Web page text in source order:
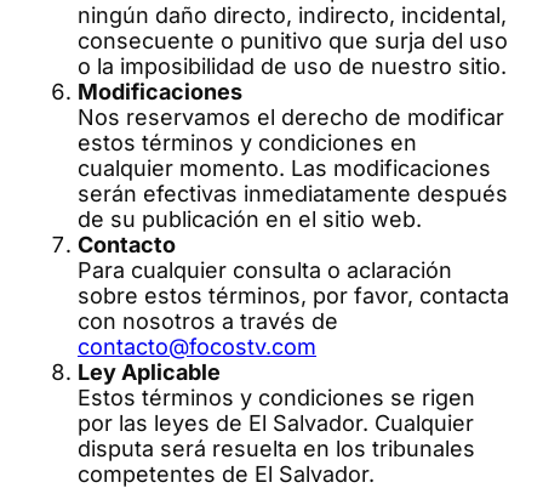
ningún daño directo, indirecto, incidental,
consecuente o punitivo que surja del uso
o la imposibilidad de uso de nuestro sitio.
Modificaciones
Nos reservamos el derecho de modificar
estos términos y condiciones en
cualquier momento. Las modificaciones
serán efectivas inmediatamente después
de su publicación en el sitio web.
Contacto
Para cualquier consulta o aclaración
sobre estos términos, por favor, contacta
con nosotros a través de
contacto@focostv.com
Ley Aplicable
Estos términos y condiciones se rigen
por las leyes de El Salvador. Cualquier
disputa será resuelta en los tribunales
competentes de El Salvador.